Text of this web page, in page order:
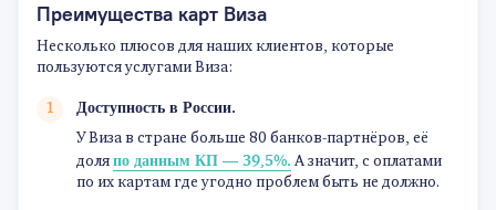
Преимущества карт Виза
Несколько плюсов для наших клиентов, которые
пользуются услугами Виза:
Доступность в России.
У Виза в стране больше 80 банков-партнёров, её
доля по данным КП — 39,5%. А значит, с оплатами
по их картам где угодно проблем быть не должно.